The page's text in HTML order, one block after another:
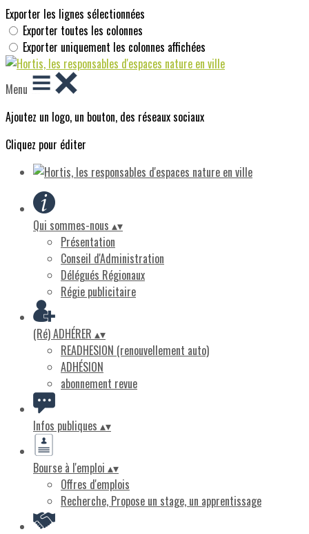
Exporter les lignes sélectionnées
Exporter toutes les colonnes
Exporter uniquement les colonnes affichées
Menu
Ajoutez un logo, un bouton, des réseaux sociaux
Cliquez pour éditer
Qui sommes-nous ▴▾
Présentation
Conseil d'Administration
Délégués Régionaux
Régie publicitaire
(Ré) ADHÉRER ▴▾
READHESION (renouvellement auto)
ADHÉSION
abonnement revue
Infos publiques ▴▾
Bourse à l'emploi ▴▾
Offres d'emplois
Recherche, Propose un stage, un apprentissage